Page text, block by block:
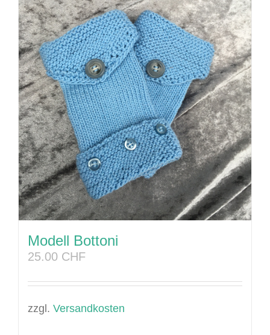
Modell Bottoni
25.00 CHF
zzgl. Versandkosten